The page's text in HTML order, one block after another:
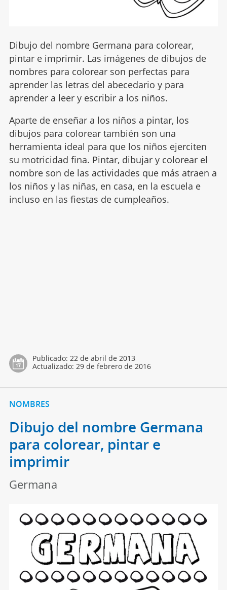
Dibujo del nombre Germana para colorear,
pintar e imprimir. Las imágenes de dibujos de
nombres para colorear son perfectas para
aprender las letras del abecedario y para
aprender a leer y escribir a los niños.
Aparte de enseñar a los niños a pintar, los
dibujos para colorear también son una
herramienta ideal para que los niños ejerciten
su motricidad fina. Pintar, dibujar y colorear el
nombre son de las actividades que más atraen a
los niños y las niñas, en casa, en la escuela e
incluso en las fiestas de cumpleaños.
Publicado: 22 de abril de 2013
Actualizado: 29 de febrero de 2016
NOMBRES
Dibujo del nombre Germana
para colorear, pintar e
imprimir
Germana